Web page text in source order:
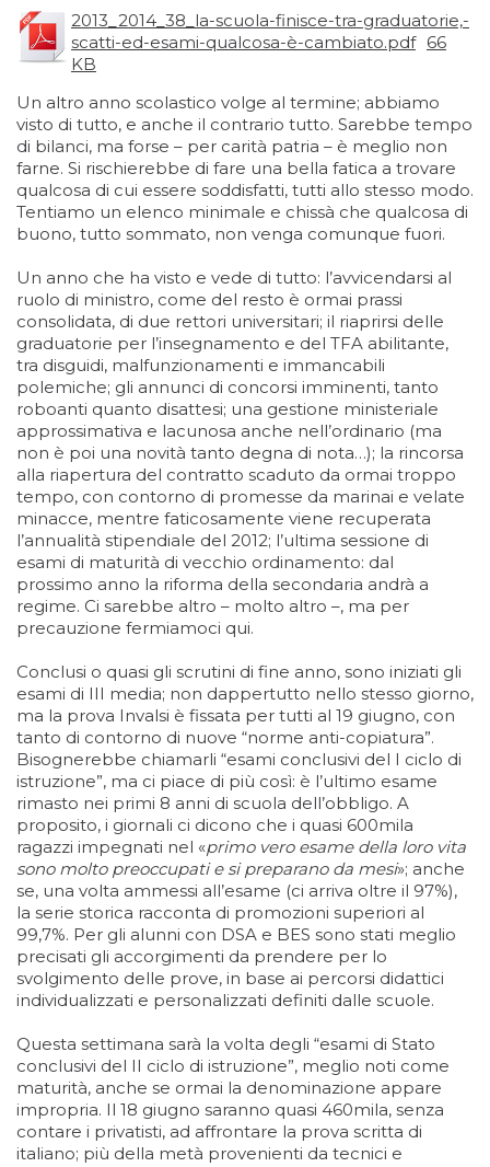
2013_2014_38_la-scuola-finisce-tra-graduatorie,-
scatti-ed-esami-qualcosa-è-cambiato.pdf 66
KB
Un altro anno scolastico volge al termine; abbiamo
visto di tutto, e anche il contrario tutto. Sarebbe tempo
di bilanci, ma forse – per carità patria – è meglio non
farne. Si rischierebbe di fare una bella fatica a trovare
qualcosa di cui essere soddisfatti, tutti allo stesso modo.
Tentiamo un elenco minimale e chissà che qualcosa di
buono, tutto sommato, non venga comunque fuori.
Un anno che ha visto e vede di tutto: l’avvicendarsi al
ruolo di ministro, come del resto è ormai prassi
consolidata, di due rettori universitari; il riaprirsi delle
graduatorie per l’insegnamento e del TFA abilitante,
tra disguidi, malfunzionamenti e immancabili
polemiche; gli annunci di concorsi imminenti, tanto
roboanti quanto disattesi; una gestione ministeriale
approssimativa e lacunosa anche nell’ordinario (ma
non è poi una novità tanto degna di nota…); la rincorsa
alla riapertura del contratto scaduto da ormai troppo
tempo, con contorno di promesse da marinai e velate
minacce, mentre faticosamente viene recuperata
l’annualità stipendiale del 2012; l’ultima sessione di
esami di maturità di vecchio ordinamento: dal
prossimo anno la riforma della secondaria andrà a
regime. Ci sarebbe altro – molto altro –, ma per
precauzione fermiamoci qui.
Conclusi o quasi gli scrutini di fine anno, sono iniziati gli
esami di III media; non dappertutto nello stesso giorno,
ma la prova Invalsi è fissata per tutti al 19 giugno, con
tanto di contorno di nuove “norme anti-copiatura”.
Bisognerebbe chiamarli “esami conclusivi del I ciclo di
istruzione”, ma ci piace di più così: è l’ultimo esame
rimasto nei primi 8 anni di scuola dell’obbligo. A
proposito, i giornali ci dicono che i quasi 600mila
ragazzi impegnati nel «primo vero esame della loro vita
sono molto preoccupati e si preparano da mesi»; anche
se, una volta ammessi all’esame (ci arriva oltre il 97%),
la serie storica racconta di promozioni superiori al
99,7%. Per gli alunni con DSA e BES sono stati meglio
precisati gli accorgimenti da prendere per lo
svolgimento delle prove, in base ai percorsi didattici
individualizzati e personalizzati definiti dalle scuole.
Questa settimana sarà la volta degli “esami di Stato
conclusivi del II ciclo di istruzione”, meglio noti come
maturità, anche se ormai la denominazione appare
impropria. Il 18 giugno saranno quasi 460mila, senza
contare i privatisti, ad affrontare la prova scritta di
italiano; più della metà provenienti da tecnici e